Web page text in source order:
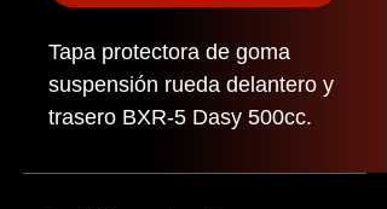
Tapa protectora de goma
suspensión rueda delantero y
trasero BXR-5 Dasy 500cc.